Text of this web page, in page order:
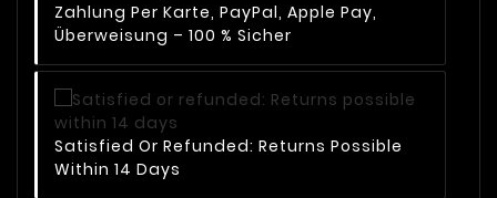
Zahlung Per Karte, PayPal, Apple Pay,
Überweisung – 100 % Sicher
Satisfied Or Refunded: Returns Possible
Within 14 Days